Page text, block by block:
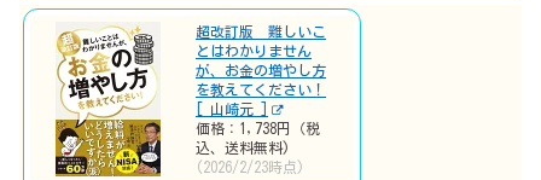
超改訂版 難しいこ
とはわかりません
が、お金の増やし方
を教えてください！
[ 山崎元 ]
価格：1,738円（税
込、送料無料)
(2026/2/23時点)